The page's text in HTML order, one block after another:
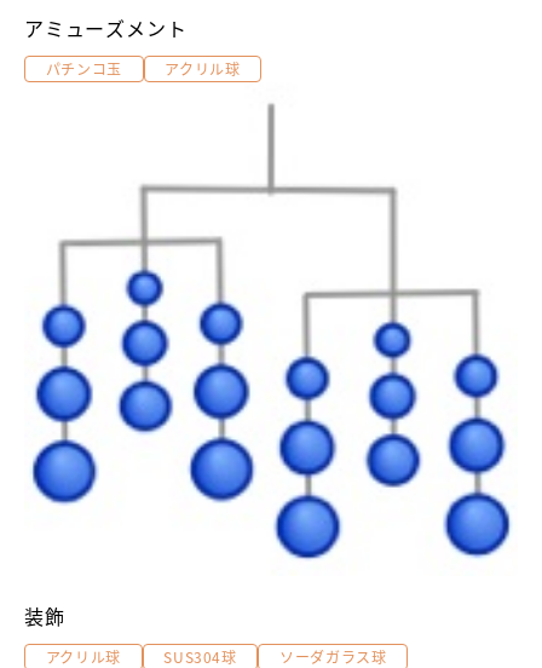
アミューズメント
パチンコ玉 アクリル球
装飾
アクリル球 SUS304球 ソーダガラス球